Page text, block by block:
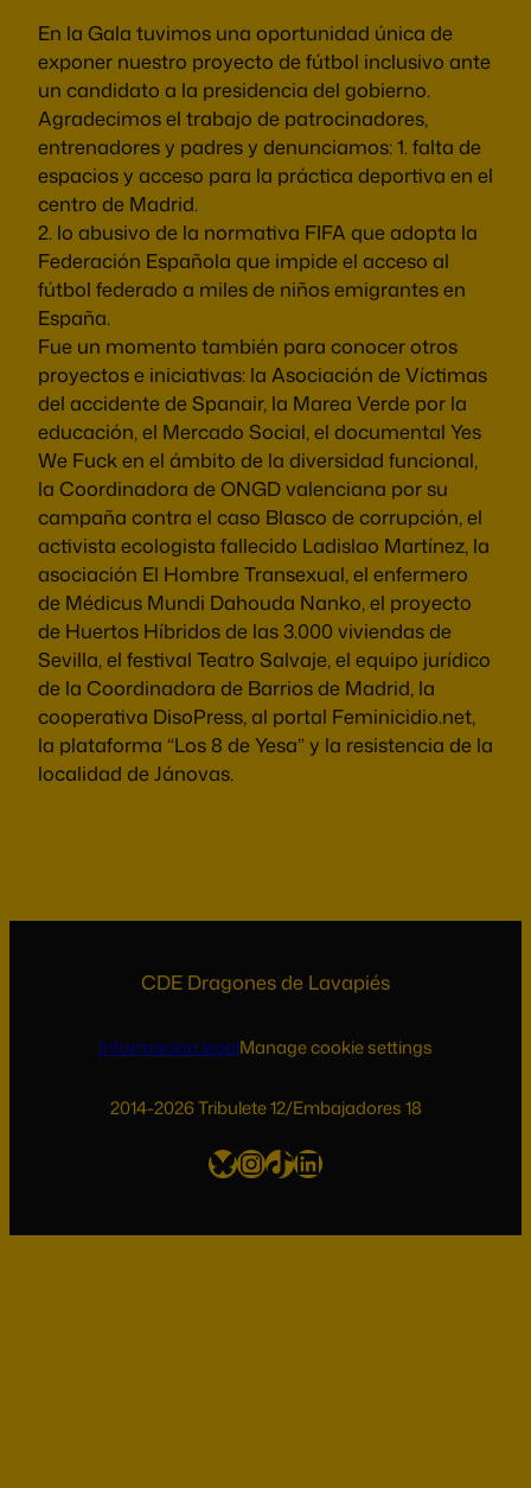
En la Gala tuvimos una oportunidad única de
exponer nuestro proyecto de fútbol inclusivo ante
un candidato a la presidencia del gobierno.
Agradecimos el trabajo de patrocinadores,
entrenadores y padres y denunciamos: 1. falta de
espacios y acceso para la práctica deportiva en el
centro de Madrid.
2. lo abusivo de la normativa FIFA que adopta la
Federación Española que impide el acceso al
fútbol federado a miles de niños emigrantes en
España.
Fue un momento también para conocer otros
proyectos e iniciativas: la Asociación de Víctimas
del accidente de Spanair, la Marea Verde por la
educación, el Mercado Social, el documental Yes
We Fuck en el ámbito de la diversidad funcional,
la Coordinadora de ONGD valenciana por su
campaña contra el caso Blasco de corrupción, el
activista ecologista fallecido Ladislao Martínez, la
asociación El Hombre Transexual, el enfermero
de Médicus Mundi Dahouda Nanko, el proyecto
de Huertos Híbridos de las 3.000 viviendas de
Sevilla, el festival Teatro Salvaje, el equipo jurídico
de la Coordinadora de Barrios de Madrid, la
cooperativa DisoPress, al portal Feminicidio.net,
la plataforma “Los 8 de Yesa” y la resistencia de la
localidad de Jánovas.
CDE Dragones de Lavapiés
Información legalManage cookie settings
2014-2026 Tribulete 12/Embajadores 18
Bluesky
Instagram
TikTok
LinkedIn